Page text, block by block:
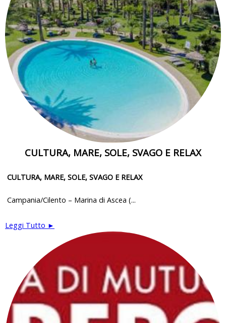
CULTURA, MARE, SOLE, SVAGO E RELAX
CULTURA, MARE, SOLE, SVAGO E RELAX
Campania/Cilento – Marina di Ascea (...
Leggi Tutto ►